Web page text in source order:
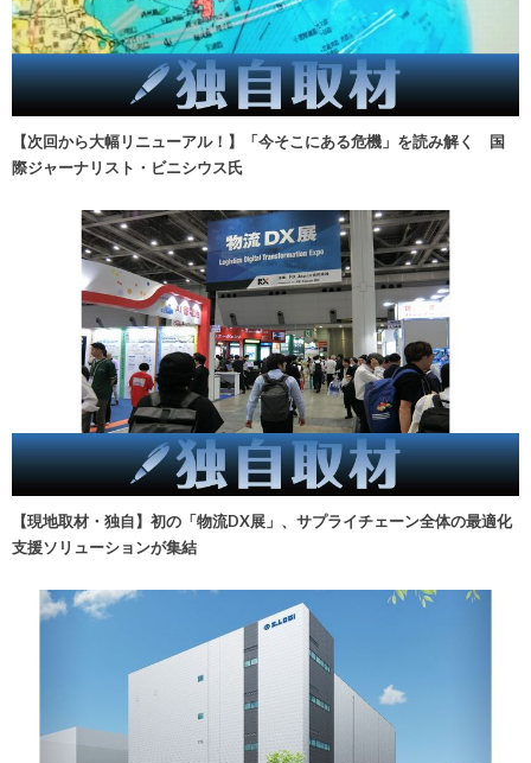
【次回から大幅リニューアル！】「今そこにある危機」を読み解く 国
際ジャーナリスト・ビニシウス氏
【現地取材・独自】初の「物流DX展」、サプライチェーン全体の最適化
支援ソリューションが集結